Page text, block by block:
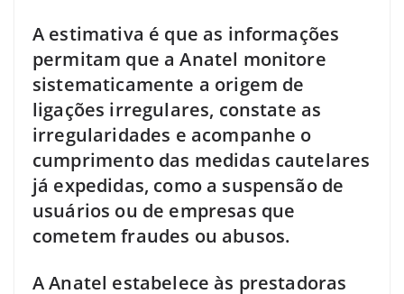
A estimativa é que as informações
permitam que a Anatel monitore
sistematicamente a origem de
ligações irregulares, constate as
irregularidades e acompanhe o
cumprimento das medidas cautelares
já expedidas, como a suspensão de
usuários ou de empresas que
cometem fraudes ou abusos.
A Anatel estabelece às prestadoras